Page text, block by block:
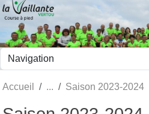
Accueil Saison 2023-2024
Panneau de gestion des cookies